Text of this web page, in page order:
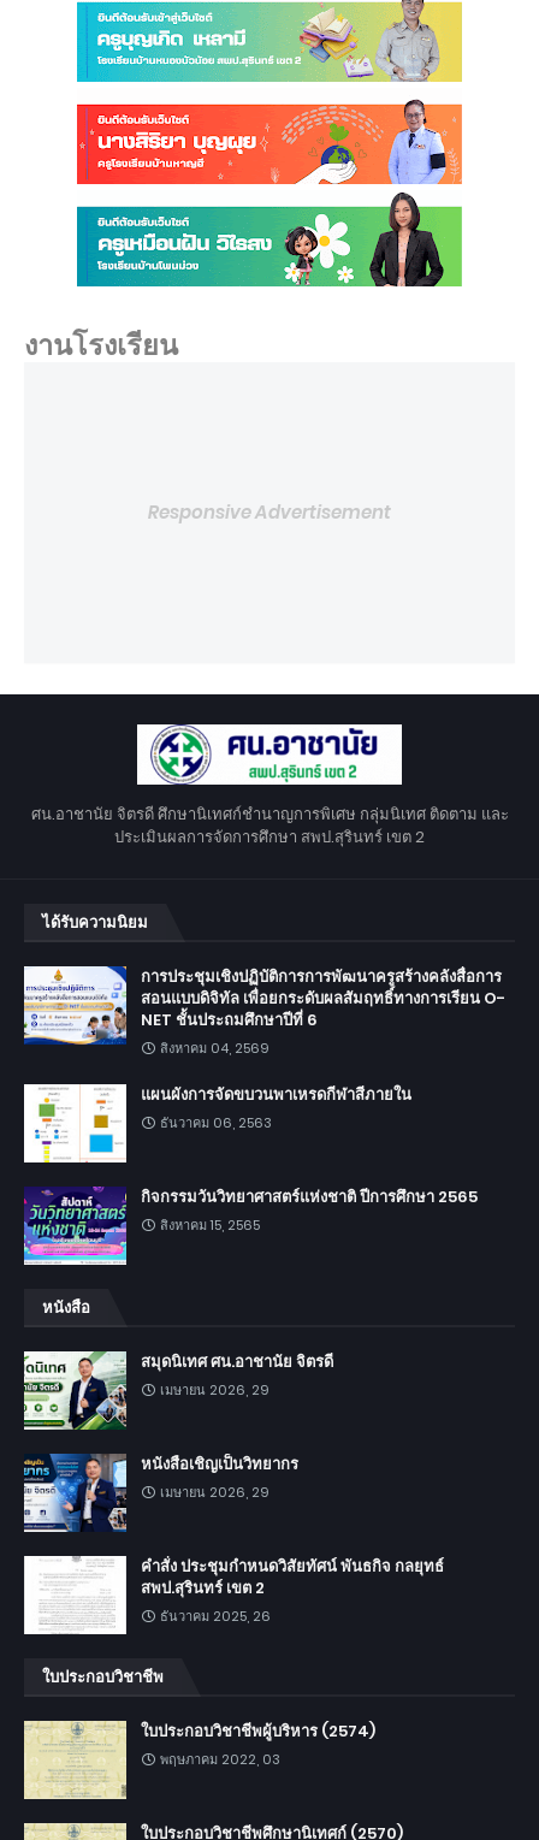
งานโรงเรียน
Responsive Advertisement
ศน.อาชานัย จิตรดี ศึกษานิเทศก์ชำนาญการพิเศษ กลุ่มนิเทศ ติดตาม และ
ประเมินผลการจัดการศึกษา สพป.สุรินทร์ เขต 2
ได้รับความนิยม
การประชุมเชิงปฏิบัติการการพัฒนาครูสร้างคลังสื่อการ
สอนแบบดิจิทัล เพื่อยกระดับผลสัมฤทธิ์ทางการเรียน O-
NET ชั้นประถมศึกษาปีที่ 6
สิงหาคม 04, 2569
แผนผังการจัดขบวนพาเหรดกีฬาสีภายใน
ธันวาคม 06, 2563
กิจกรรมวันวิทยาศาสตร์แห่งชาติ ปีการศึกษา 2565
สิงหาคม 15, 2565
หนังสือ
สมุดนิเทศ ศน.อาชานัย จิตรดี
เมษายน 2026, 29
หนังสือเชิญเป็นวิทยากร
เมษายน 2026, 29
คำสั่ง ประชุมกำหนดวิสัยทัศน์ พันธกิจ กลยุทธ์
สพป.สุรินทร์ เขต 2
ธันวาคม 2025, 26
ใบประกอบวิชาชีพ
ใบประกอบวิชาชีพผู้บริหาร (2574)
พฤษภาคม 2022, 03
ใบประกอบวิชาชีพศึกษานิเทศก์ (2570)